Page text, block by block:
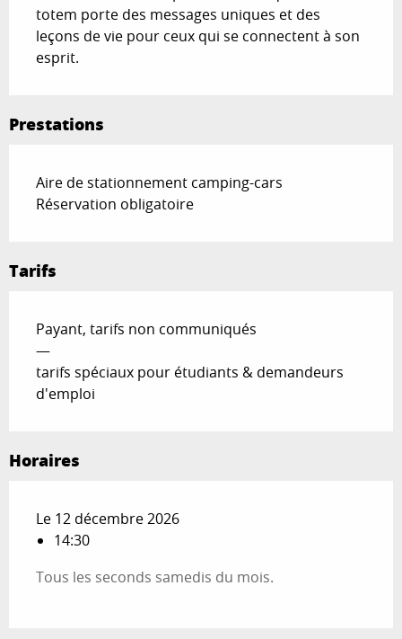
totem porte des messages uniques et des
leçons de vie pour ceux qui se connectent à son
esprit.
Prestations
Aire de stationnement camping-cars
Réservation obligatoire
Tarifs
Payant, tarifs non communiqués
—
tarifs spéciaux pour étudiants & demandeurs
d'emploi
Horaires
Le 12 décembre 2026
14:30
Tous les seconds samedis du mois.